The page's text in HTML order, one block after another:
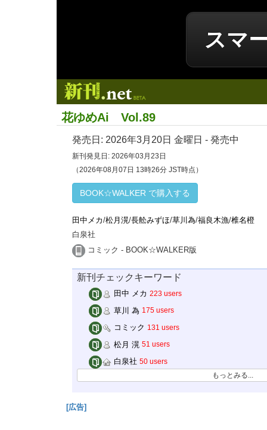
スマ
花ゆめAi Vol.89
発売日: 2026年3月20日 金曜日 - 発売中
新刊発見日: 2026年03月23日
（2026年08月07日 13時26分 JST時点）
BOOK☆WALKER で購入する
田中メカ/松月滉/長舩みずほ/草川為/福良木漁/椎名橙
白泉社
コミック - BOOK☆WALKER版
新刊チェックキーワード
田中 メカ 223 users
草川 為 175 users
コミック 131 users
松月 滉 51 users
白泉社 50 users
もっとみる...
[広告]